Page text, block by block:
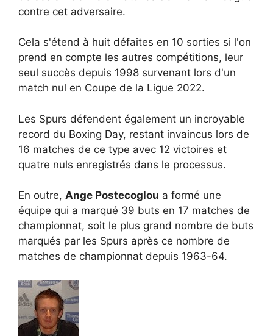
contre cet adversaire.
Cela s'étend à huit défaites en 10 sorties si l'on
prend en compte les autres compétitions, leur
seul succès depuis 1998 survenant lors d'un
match nul en Coupe de la Ligue 2022.
Les Spurs défendent également un incroyable
record du Boxing Day, restant invaincus lors de
16 matches de ce type avec 12 victoires et
quatre nuls enregistrés dans le processus.
En outre, Ange Postecoglou a formé une
équipe qui a marqué 39 buts en 17 matches de
championnat, soit le plus grand nombre de buts
marqués par les Spurs après ce nombre de
matches de championnat depuis 1963-64.